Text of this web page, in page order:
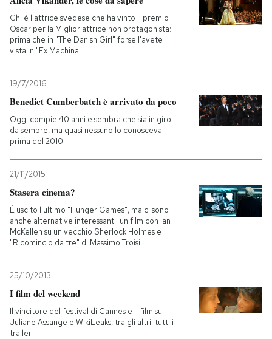
Chi è l'attrice svedese che ha vinto il premio
Oscar per la Miglior attrice non protagonista:
prima che in "The Danish Girl" forse l'avete
vista in "Ex Machina"
19/7/2016
Benedict Cumberbatch è arrivato da poco
Oggi compie 40 anni e sembra che sia in giro
da sempre, ma quasi nessuno lo conosceva
prima del 2010
21/11/2015
Stasera cinema?
È uscito l'ultimo "Hunger Games", ma ci sono
anche alternative interessanti: un film con Ian
McKellen su un vecchio Sherlock Holmes e
"Ricomincio da tre" di Massimo Troisi
25/10/2013
I film del weekend
Il vincitore del festival di Cannes e il film su
Juliane Assange e WikiLeaks, tra gli altri: tutti i
trailer